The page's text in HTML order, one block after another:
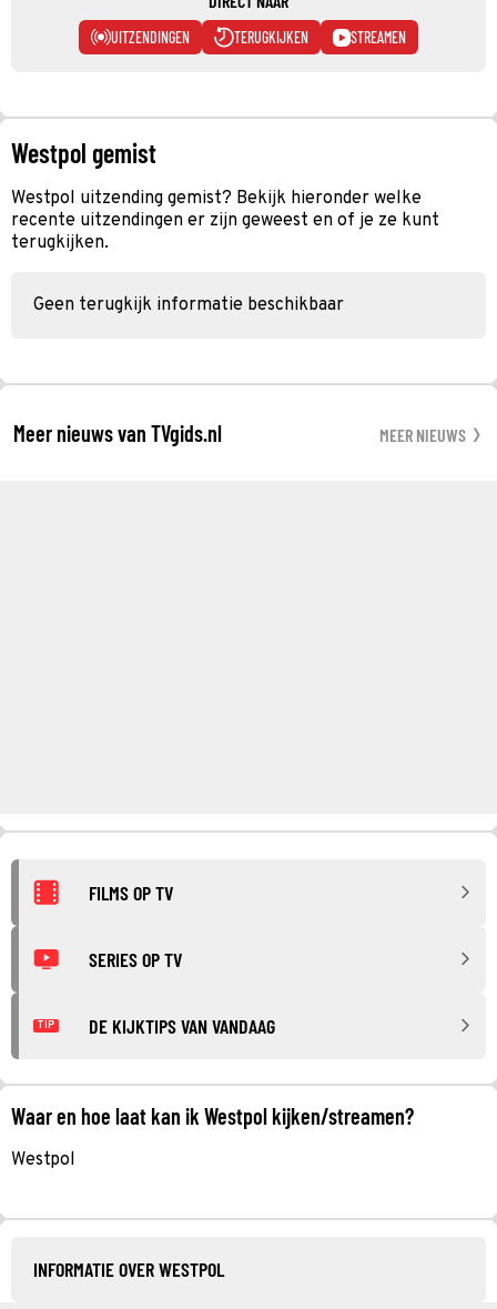
UITZENDINGEN TERUGKIJKEN STREAMEN
Westpol gemist
Westpol uitzending gemist? Bekijk hieronder welke
recente uitzendingen er zijn geweest en of je ze kunt
terugkijken.
Geen terugkijk informatie beschikbaar
Meer nieuws van TVgids.nl MEER NIEUWS
FILMS OP TV
SERIES OP TV
TIP DE KIJKTIPS VAN VANDAAG
Waar en hoe laat kan ik Westpol kijken/streamen?
Westpol
INFORMATIE OVER WESTPOL